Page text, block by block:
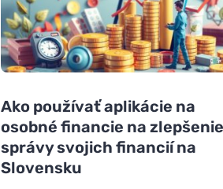
Ako používať aplikácie na
osobné financie na zlepšenie
správy svojich financií na
Slovensku